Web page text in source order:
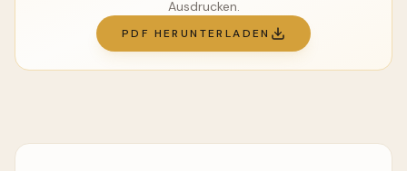
Ausdrucken.
PDF HERUNTERLADEN